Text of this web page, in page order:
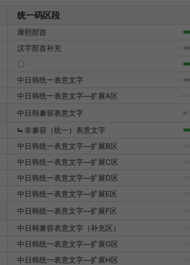
统一码区段
康熙部首
汉字部首补充
〇
中日韩统一表意文字
中日韩统一表意文字—扩展A区
中日韩兼容表意文字
⮡ 非兼容（统一）表意文字
中日韩统一表意文字—扩展B区
中日韩统一表意文字—扩展C区
中日韩统一表意文字—扩展D区
中日韩统一表意文字—扩展E区
中日韩统一表意文字—扩展F区
中日韩兼容表意文字（补充区）
中日韩统一表意文字—扩展G区
中日韩统一表意文字—扩展H区